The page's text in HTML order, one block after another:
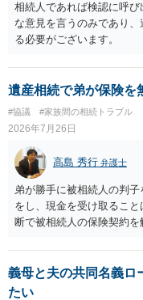
相続人であれば検認に呼
な意見を言うのみであり
る必要がございます。
遺産相続で弟が保険を
#協議 #家族間の相続トラブル
2026年7月26日
高島 秀行 弁護士
弟が勝手に被相続人の判
をし、現金を受け取るこ
断で被相続人の保険契約
された書類のコピーを取
相談 されたら良いと思い
義母と夫の共同名義ロ
たい